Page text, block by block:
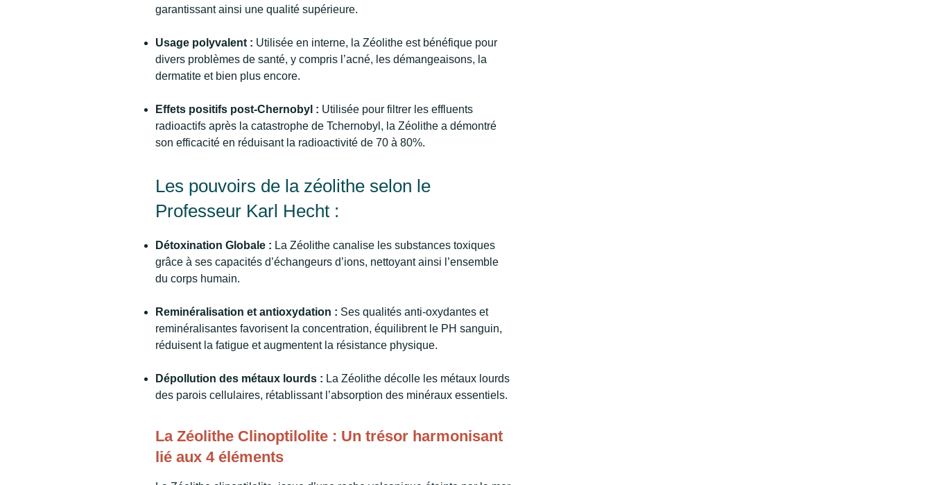
garantissant ainsi une qualité supérieure.
Usage polyvalent : Utilisée en interne, la Zéolithe est bénéfique pour
divers problèmes de santé, y compris l’acné, les démangeaisons, la
dermatite et bien plus encore.
Effets positifs post-Chernobyl : Utilisée pour filtrer les effluents
radioactifs après la catastrophe de Tchernobyl, la Zéolithe a démontré
son efficacité en réduisant la radioactivité de 70 à 80%.
Les pouvoirs de la zéolithe selon le
Professeur Karl Hecht :
Détoxination Globale : La Zéolithe canalise les substances toxiques
grâce à ses capacités d’échangeurs d’ions, nettoyant ainsi l’ensemble
du corps humain.
Reminéralisation et antioxydation : Ses qualités anti-oxydantes et
reminéralisantes favorisent la concentration, équilibrent le PH sanguin,
réduisent la fatigue et augmentent la résistance physique.
Dépollution des métaux lourds : La Zéolithe décolle les métaux lourds
des parois cellulaires, rétablissant l’absorption des minéraux essentiels.
La Zéolithe Clinoptilolite : Un trésor harmonisant
lié aux 4 éléments